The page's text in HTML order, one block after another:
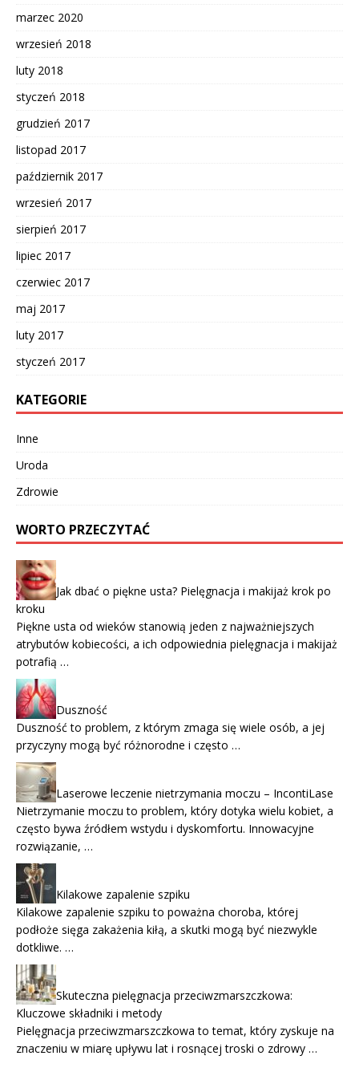
marzec 2020
wrzesień 2018
luty 2018
styczeń 2018
grudzień 2017
listopad 2017
październik 2017
wrzesień 2017
sierpień 2017
lipiec 2017
czerwiec 2017
maj 2017
luty 2017
styczeń 2017
KATEGORIE
Inne
Uroda
Zdrowie
WORTO PRZECZYTAĆ
Jak dbać o piękne usta? Pielęgnacja i makijaż krok po
kroku
Piękne usta od wieków stanowią jeden z najważniejszych
atrybutów kobiecości, a ich odpowiednia pielęgnacja i makijaż
potrafią …
Duszność
Duszność to problem, z którym zmaga się wiele osób, a jej
przyczyny mogą być różnorodne i często …
Laserowe leczenie nietrzymania moczu – IncontiLase
Nietrzymanie moczu to problem, który dotyka wielu kobiet, a
często bywa źródłem wstydu i dyskomfortu. Innowacyjne
rozwiązanie, …
Kilakowe zapalenie szpiku
Kilakowe zapalenie szpiku to poważna choroba, której
podłoże sięga zakażenia kiłą, a skutki mogą być niezwykle
dotkliwe. …
Skuteczna pielęgnacja przeciwzmarszczkowa:
Kluczowe składniki i metody
Pielęgnacja przeciwzmarszczkowa to temat, który zyskuje na
znaczeniu w miarę upływu lat i rosnącej troski o zdrowy …